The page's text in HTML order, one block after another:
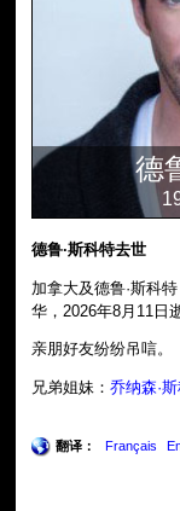
德
德鲁·斯科特去世
加拿大及德鲁·斯科
华，2026年8月11日
亲朋好友纷纷吊唁。
兄弟姐妹：乔纳森·
翻译： Français